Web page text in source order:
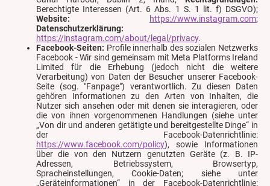
Berechtigte Interessen (Art. 6 Abs. 1 S. 1 lit. f) DSGVO);
Website:
https://www.instagram.com;
Datenschutzerklärung:
https://instagram.com/about/legal/privacy.
Facebook-Seiten: Profile innerhalb des sozialen Netzwerks
Facebook - Wir sind gemeinsam mit Meta Platforms Ireland
Limited für die Erhebung (jedoch nicht die weitere
Verarbeitung) von Daten der Besucher unserer Facebook-
Seite (sog. "Fanpage") verantwortlich. Zu diesen Daten
gehören Informationen zu den Arten von Inhalten, die
Nutzer sich ansehen oder mit denen sie interagieren, oder
die von ihnen vorgenommenen Handlungen (siehe unter
„Von dir und anderen getätigte und bereitgestellte Dinge“ in
der Facebook-Datenrichtlinie:
https://www.facebook.com/policy), sowie Informationen
über die von den Nutzern genutzten Geräte (z. B. IP-
Adressen, Betriebssystem, Browsertyp,
Spracheinstellungen, Cookie-Daten; siehe unter
„Geräteinformationen“ in der Facebook-Datenrichtlinie: